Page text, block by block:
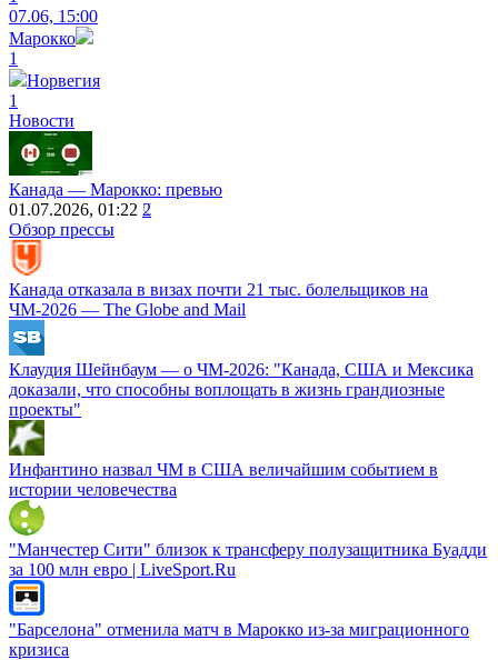
07.06, 15:00
Марокко
1
Норвегия
1
Новости
Канада ― Марокко: превью
01.07.2026, 01:22 2
Обзор прессы
Канада отказала в визах почти 21 тыс. болельщиков на
ЧМ‑2026 — The Globe and Mail
Клаудия Шейнбаум — о ЧМ‑2026: "Канада, США и Мексика
доказали, что способны воплощать в жизнь грандиозные
проекты"
Инфантино назвал ЧМ в США величайшим событием в
истории человечества
"Манчестер Сити" близок к трансферу полузащитника Буадди
за 100 млн евро | LiveSport.Ru
"Барселона" отменила матч в Марокко из-за миграционного
кризиса